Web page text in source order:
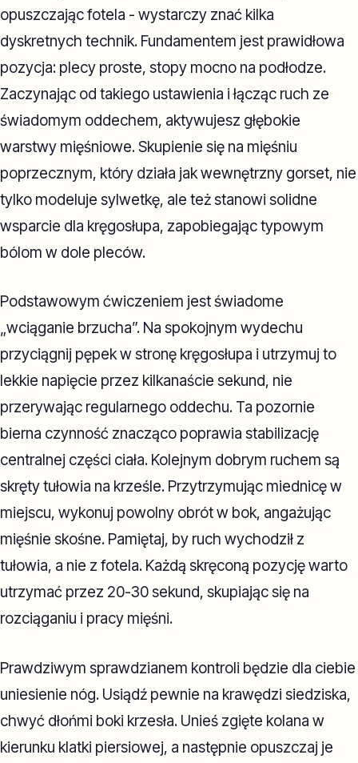
opuszczając fotela - wystarczy znać kilka
dyskretnych technik. Fundamentem jest prawidłowa
pozycja: plecy proste, stopy mocno na podłodze.
Zaczynając od takiego ustawienia i łącząc ruch ze
świadomym oddechem, aktywujesz głębokie
warstwy mięśniowe. Skupienie się na mięśniu
poprzecznym, który działa jak wewnętrzny gorset, nie
tylko modeluje sylwetkę, ale też stanowi solidne
wsparcie dla kręgosłupa, zapobiegając typowym
bólom w dole pleców.
Podstawowym ćwiczeniem jest świadome
„wciąganie brzucha”. Na spokojnym wydechu
przyciągnij pępek w stronę kręgosłupa i utrzymuj to
lekkie napięcie przez kilkanaście sekund, nie
przerywając regularnego oddechu. Ta pozornie
bierna czynność znacząco poprawia stabilizację
centralnej części ciała. Kolejnym dobrym ruchem są
skręty tułowia na krześle. Przytrzymując miednicę w
miejscu, wykonuj powolny obrót w bok, angażując
mięśnie skośne. Pamiętaj, by ruch wychodził z
tułowia, a nie z fotela. Każdą skręconą pozycję warto
utrzymać przez 20-30 sekund, skupiając się na
rozciąganiu i pracy mięśni.
Prawdziwym sprawdzianem kontroli będzie dla ciebie
uniesienie nóg. Usiądź pewnie na krawędzi siedziska,
chwyć dłońmi boki krzesła. Unieś zgięte kolana w
kierunku klatki piersiowej, a następnie opuszczaj je